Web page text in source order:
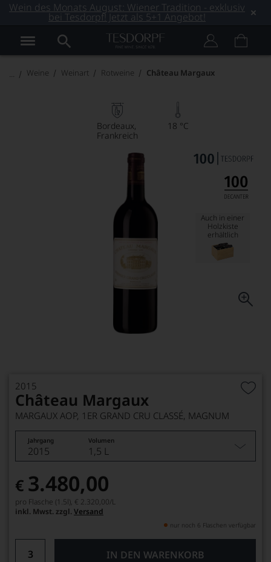
Wein des Monats August: Wiener Tradition - exklusiv
bei Tesdorpf! Jetzt als 5+1 Angebot!
Weine Weinart Rotweine Château Margaux
Bordeaux
Frankreich
18 °C
Auch in einer
Holzkiste
erhältlich
2015
Château Margaux
MARGAUX AOP, 1ER GRAND CRU CLASSÉ, MAGNUM
Jahrgang Volumen
2015 1,5 L
€ 3.480,00
pro Flasche (1.5l), € 2.320,00/L
inkl. Mwst. zzgl. Versand
nur noch 6 Flaschen verfügbar
IN DEN WARENKORB